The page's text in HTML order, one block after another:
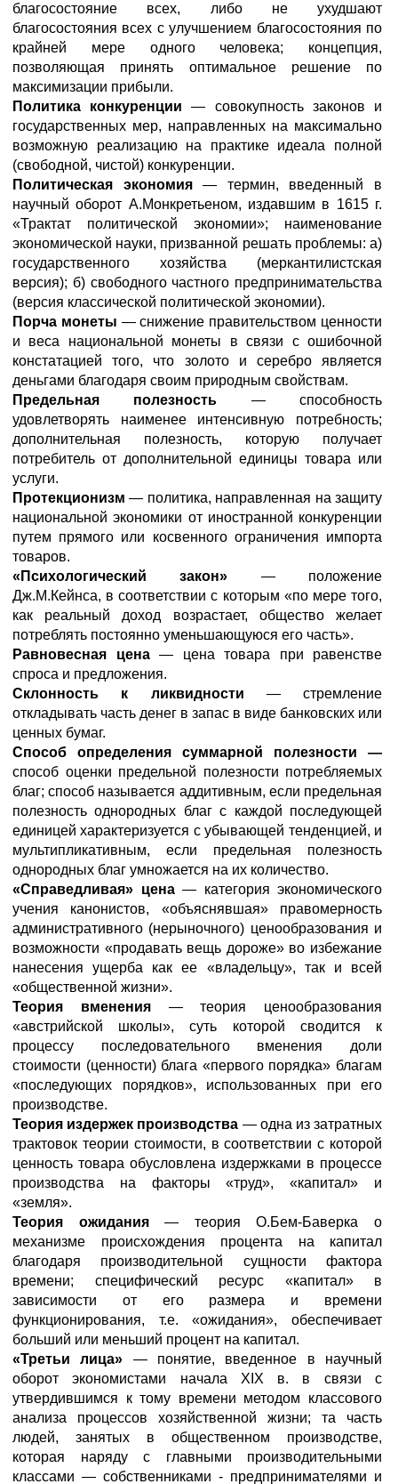
благосостояние всех, либо не ухудшают
благосостояния всех с улучшением благосостояния по
крайней мере одного человека; концепция,
позволяющая принять оптимальное решение по
максимизации прибыли.
Политика конкуренции— совокупность законов и
государственных мер, направленных на максимально
возможную реализацию на практике идеала полной
(свободной, чистой) конкуренции.
Политическая экономия— термин, введенный в
научный оборот А.Монкретьеном, издавшим в 1615 г.
«Трактат политической экономии»; наименование
экономической науки, призванной решать проблемы: а)
государственного хозяйства (меркантилистская
версия); б) свободного частного предпринимательства
(версия классической политической экономии).
Порча монеты — снижение правительством ценности
и веса национальной монеты в связи с ошибочной
констатацией того, что золото и серебро является
деньгами благодаря своим природным свойствам.
Предельная полезность — способность
удовлетворять наименее интенсивную потребность;
дополнительная полезность, которую получает
потребитель от дополнительной единицы товара или
услуги.
Протекционизм— политика, направленная на защиту
национальной экономики от иностранной конкуренции
путем прямого или косвенного ограничения импорта
товаров.
«Психологический закон» — положение
Дж.М.Кейнса, в соответствии с которым «по мере того,
как реальный доход возрастает, общество желает
потреблять постоянно уменьшающуюся его часть».
Равновесная цена — цена товара при равенстве
спроса и предложения.
Склонность к ликвидности — стремление
откладывать часть денег в запас в виде банковских или
ценных бумаг.
Способ определения суммарной полезности —
способ оценки предельной полезности потребляемых
благ; способ называется аддитивным, если предельная
полезность однородных благ с каждой последующей
единицей характеризуется с убывающей тенденцией, и
мультипликативным, если предельная полезность
однородных благ умножается на их количество.
«Справедливая» цена — категория экономического
учения канонистов, «объяснявшая» правомерность
административного (нерыночного) ценообразования и
возможности «продавать вещь дороже» во избежание
нанесения ущерба как ее «владельцу», так и всей
«общественной жизни».
Теория вменения — теория ценообразования
«австрийской школы», суть которой сводится к
процессу последовательного вменения доли
стоимости (ценности) блага «первого порядка» благам
«последующих порядков», использованных при его
производстве.
Теория издержек производства — одна из затратных
трактовок теории стоимости, в соответствии с которой
ценность товара обусловлена издержками в процессе
производства на факторы «труд», «капитал» и
«земля».
Теория ожидания— теория О.Бем-Баверка о
механизме происхождения процента на капитал
благодаря производительной сущности фактора
времени; специфический ресурс «капитал» в
зависимости от его размера и времени
функционирования, т.е. «ожидания», обеспечивает
больший или меньший процент на капитал.
«Третьи лица» — понятие, введенное в научный
оборот экономистами начала XIX в. в связи с
утвердившимся к тому времени методом классового
анализа процессов хозяйственной жизни; та часть
людей, занятых в общественном производстве,
которая наряду с главными производительными
классами — собственниками - предпринимателями и